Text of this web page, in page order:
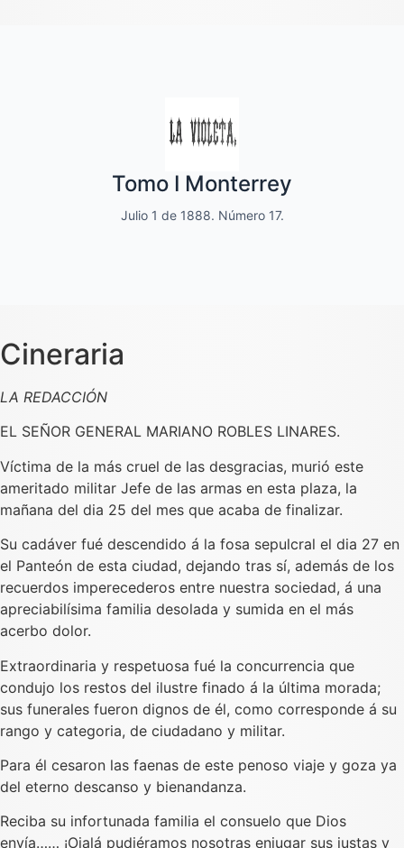
Tomo I Monterrey
Julio 1 de 1888. Número 17.
y de variedades
Dedicado a las familias.
Cineraria
LA REDACCIÓN
EL SEÑOR GENERAL MARIANO ROBLES LINARES.
Víctima de la más cruel de las desgracias, murió este
ameritado militar Jefe de las armas en esta plaza, la
mañana del dia 25 del mes que acaba de finalizar.
Su cadáver fué descendido á la fosa sepulcral el dia 27 en
el Panteón de esta ciudad, dejando tras sí, además de los
recuerdos imperecederos entre nuestra sociedad, á una
apreciabilísima familia desolada y sumida en el más
acerbo dolor.
Extraordinaria y respetuosa fué la concurrencia que
condujo los restos del ilustre finado á la última morada;
sus funerales fueron dignos de él, como corresponde á su
rango y categoria, de ciudadano y militar.
Para él cesaron las faenas de este penoso viaje y goza ya
del eterno descanso y bienandanza.
Reciba su infortunada familia el consuelo que Dios
envía…… ¡Ojalá pudiéramos nosotras enjugar sus justas y